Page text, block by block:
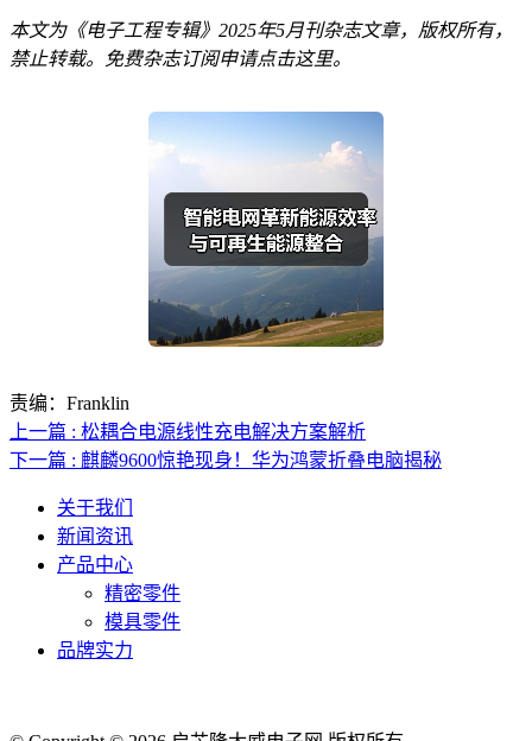
本文为《电子工程专辑》2025年5月刊杂志文章，版权所有，
禁止转载。免费杂志订阅申请点击这里。
责编：Franklin
上一篇 : 松耦合电源线性充电解决方案解析
下一篇 : 麒麟9600惊艳现身！华为鸿蒙折叠电脑揭秘
关于我们
新闻资讯
产品中心
精密零件
模具零件
品牌实力